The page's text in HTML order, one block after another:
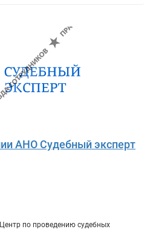
АНО Судебный эксперт
по проведению судебных